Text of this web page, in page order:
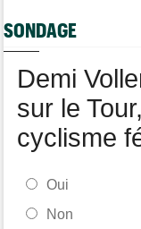
Tour d'Espagne
SONDAGE
Demi
sur le
cyclisme
Oui
Non